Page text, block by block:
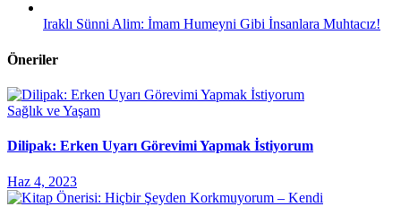
Iraklı Sünni Alim: İmam Humeyni Gibi İnsanlara Muhtacız!
Öneriler
Sağlık ve Yaşam
Dilipak: Erken Uyarı Görevimi Yapmak İstiyorum
Haz 4, 2023